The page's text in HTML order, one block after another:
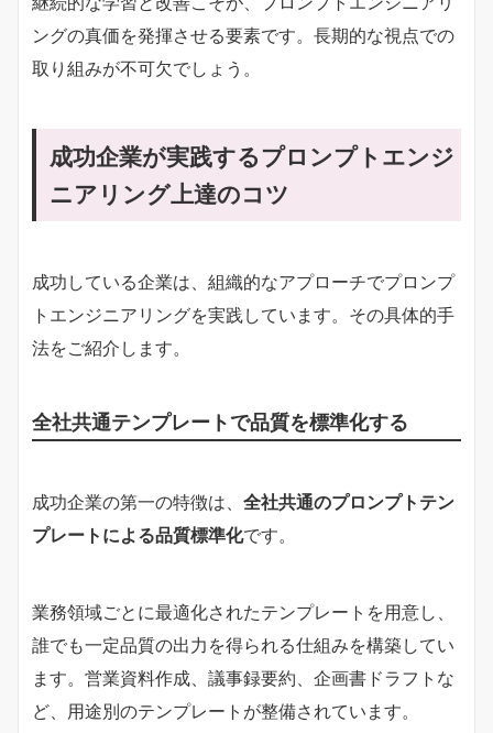
ングの真価を発揮させる要素です。長期的な視点での
取り組みが不可欠でしょう。
成功企業が実践するプロンプトエンジ
ニアリング上達のコツ
成功している企業は、組織的なアプローチでプロンプ
トエンジニアリングを実践しています。その具体的手
法をご紹介します。
全社共通テンプレートで品質を標準化する
成功企業の第一の特徴は、 全社共通のプロンプトテン
プレートによる品質標準化です。
業務領域ごとに最適化されたテンプレートを用意し、
誰でも一定品質の出力を得られる仕組みを構築してい
ます。営業資料作成、議事録要約、企画書ドラフトな
ど、用途別のテンプレートが整備されています。